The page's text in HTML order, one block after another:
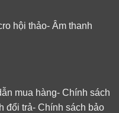
hội thảo- Âm thanh
mua hàng- Chính sách
đổi trả- Chính sách bảo